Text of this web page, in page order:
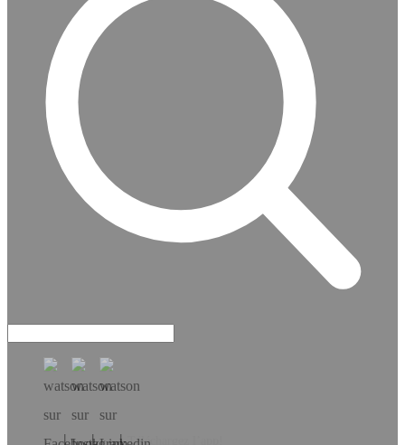
Téléchargez l’app!